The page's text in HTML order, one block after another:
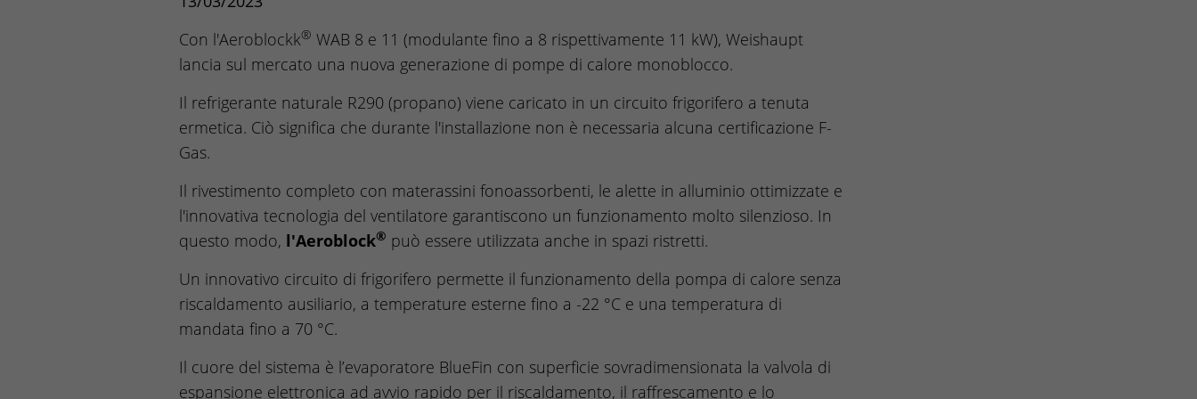
Con l'Aeroblockk® WAB 8 e 11 (modulante fino a 8 rispettivamente 11 kW), Weishaupt
lancia sul mercato una nuova generazione di pompe di calore monoblocco.
Il refrigerante naturale R290 (propano) viene caricato in un circuito frigorifero a tenuta
ermetica. Ciò significa che durante l'installazione non è necessaria alcuna certificazione F-
Gas.
Il rivestimento completo con materassini fonoassorbenti, le alette in alluminio ottimizzate e
l'innovativa tecnologia del ventilatore garantiscono un funzionamento molto silenzioso. In
questo modo, l'Aeroblock® può essere utilizzata anche in spazi ristretti.
Un innovativo circuito di frigorifero permette il funzionamento della pompa di calore senza
riscaldamento ausiliario, a temperature esterne fino a -22 °C e una temperatura di
mandata fino a 70 °C.
Il cuore del sistema è l’evaporatore BlueFin con superficie sovradimensionata la valvola di
espansione elettronica ad avvio rapido per il riscaldamento, il raffrescamento e lo